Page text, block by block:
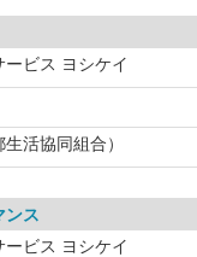
ビス ヨシケイ
活協同組合）
ンス
ビス ヨシケイ